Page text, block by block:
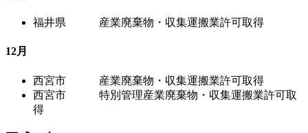
福井県 産業廃棄物・収集運搬業許可取得
12月
西宮市 産業廃棄物・収集運搬業許可取得
西宮市 特別管理産業廃棄物・収集運搬業許可取
得